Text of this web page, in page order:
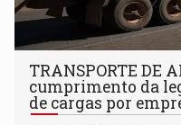
TRANSPORTE DE
cumprimento da
de cargas por